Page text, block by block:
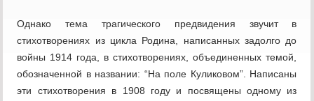
Однако тема трагического предвидения звучит в
стихотворениях из цикла Родина, написанных задолго до
войны 1914 года, в стихотворениях, объединенных темой,
обозначенной в названии: “На поле Куликовом”. Написаны
эти стихотворения в 1908 году и посвящены одному из